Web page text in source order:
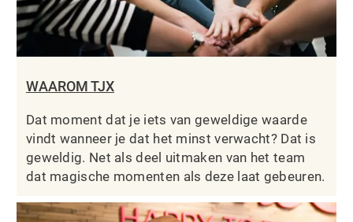
WAAROM TJX
Dat moment dat je iets van geweldige waarde
vindt wanneer je dat het minst verwacht? Dat is
geweldig. Net als deel uitmaken van het team
dat magische momenten als deze laat gebeuren.